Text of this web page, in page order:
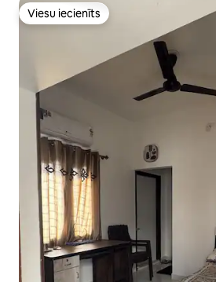
Viesu iecienīts
Viesu iecienīts